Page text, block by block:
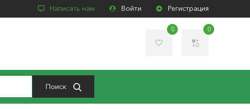
Написать нам Войти Регистрация
0 0
Поиск